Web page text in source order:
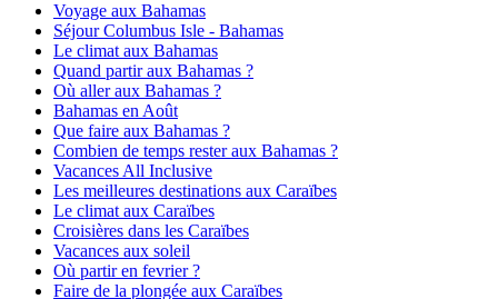
Voyage aux Bahamas
Séjour Columbus Isle - Bahamas
Le climat aux Bahamas
Quand partir aux Bahamas ?
Où aller aux Bahamas ?
Bahamas en Août
Que faire aux Bahamas ?
Combien de temps rester aux Bahamas ?
Vacances All Inclusive
Les meilleures destinations aux Caraïbes
Le climat aux Caraïbes
Croisières dans les Caraïbes
Vacances aux soleil
Où partir en fevrier ?
Faire de la plongée aux Caraïbes